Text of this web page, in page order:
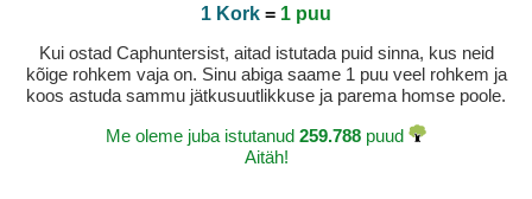
1 Kork = 1 puu
Kui ostad Caphuntersist, aitad istutada puid sinna, kus neid
kõige rohkem vaja on. Sinu abiga saame 1 puu veel rohkem ja
koos astuda sammu jätkusuutlikkuse ja parema homse poole.
Me oleme juba istutanud 259.788 puud
Aitäh!